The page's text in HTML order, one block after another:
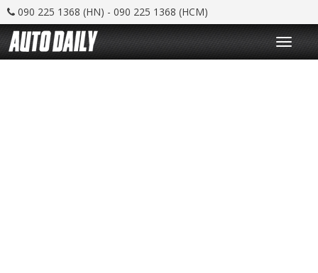
090 225 1368 (HN) - 090 225 1368 (HCM)
T
o
g